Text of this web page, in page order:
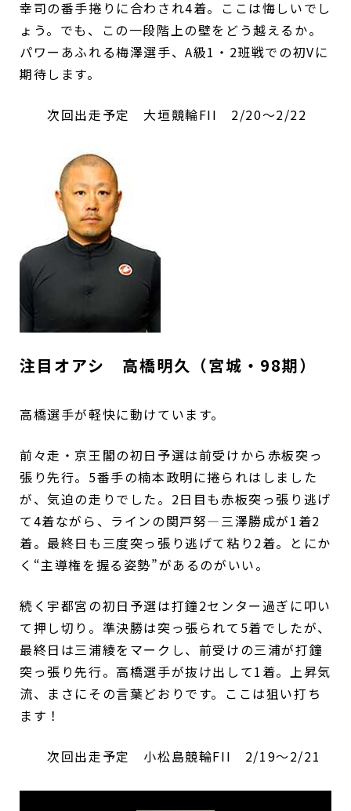
幸司の番手捲りに合わされ4着。ここは悔しいでし
ょう。でも、この一段階上の壁をどう越えるか。
パワーあふれる梅澤選手、A級1・2班戦での初Vに
期待します。
次回出走予定 大垣競輪FII 2/20～2/22
注目オアシ 高橋明久（宮城・98期）
高橋選手が軽快に動けています。
前々走・京王閣の初日予選は前受けから赤板突っ
張り先行。5番手の楠本政明に捲られはしました
が、気迫の走りでした。2日目も赤板突っ張り逃げ
て4着ながら、ラインの関戸努―三澤勝成が1着2
着。最終日も三度突っ張り逃げて粘り2着。とにか
く“主導権を握る姿勢”があるのがいい。
続く宇都宮の初日予選は打鐘2センター過ぎに叩い
て押し切り。準決勝は突っ張られて5着でしたが、
最終日は三浦綾をマークし、前受けの三浦が打鐘
突っ張り先行。高橋選手が抜け出して1着。上昇気
流、まさにその言葉どおりです。ここは狙い打ち
ます！
次回出走予定 小松島競輪FII 2/19～2/21